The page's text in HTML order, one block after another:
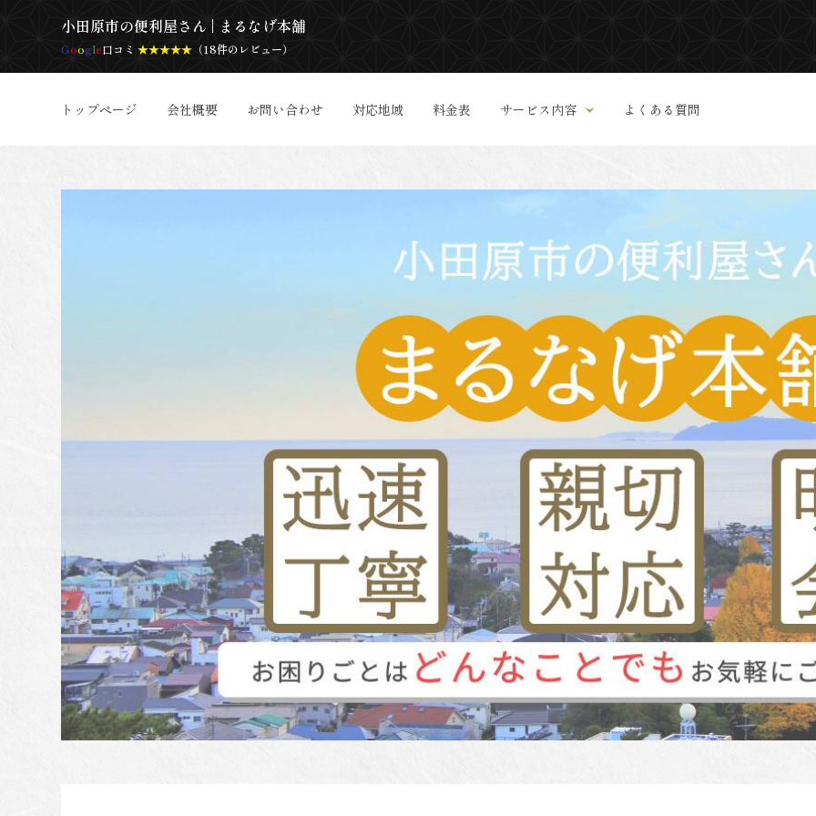
小田原市の便利屋さん | まるなげ本舗
Google口コミ★★★★★ （18件のレビュー）
トップページ 会社概要 お問い合わせ 対応地域 料金表 サービス内容 よくある質問